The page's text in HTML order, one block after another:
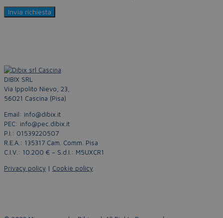
DIBIX SRL
Via Ippolito Nievo, 23,
56021 Cascina (Pisa)
Email: info@dibix.it
PEC: info@pec.dibix.it
P.I.: 01539220507
R.E.A.: 135317 Cam. Comm. Pisa
C.I.V.: 10.200 € – S.d.I.: M5UXCR1
Privacy policy | Cookie policy